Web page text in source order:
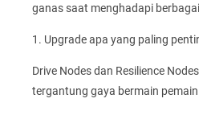
ganas saat menghadapi
1. Upgrade apa yang paling
Drive Nodes dan Resilience
tergantung gaya bermain